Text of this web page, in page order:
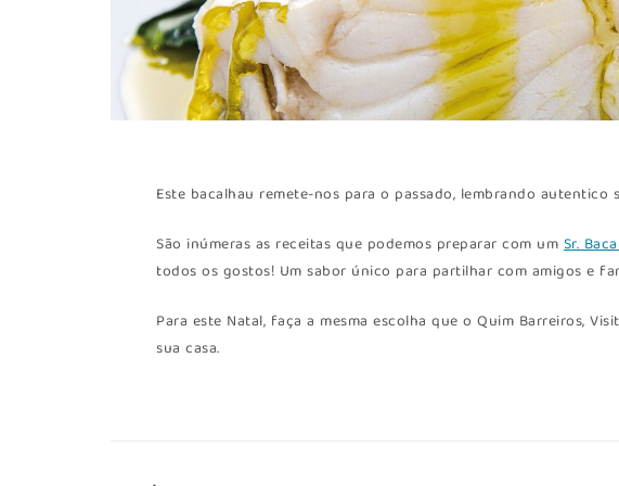
Este bacalhau remete-nos para o passado, lembrando autentico
São inúmeras as receitas que podemos preparar com umSr.
todos os gostos! Um sabor único para partilhar com amigos e
Para este Natal, faça a mesma escolha que o Quim Barreiros,
sua casa.